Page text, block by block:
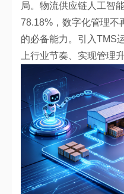
局。物流供应链人工智
78.18%，数字化管理不
的必备能力。引入TMS
上行业节奏、实现管理